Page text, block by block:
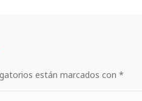
están marcados con *